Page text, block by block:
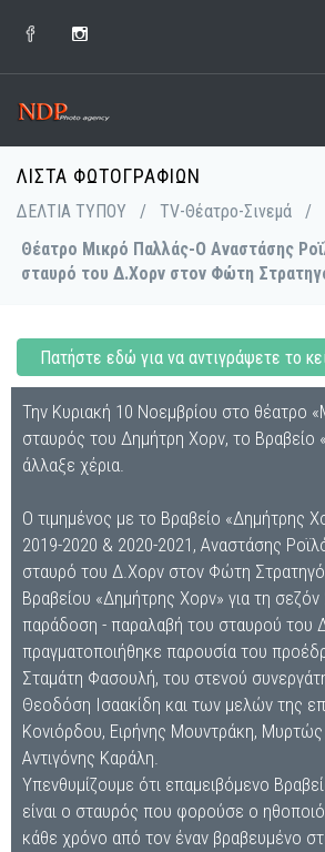
ΛΊΣΤΑ ΦΩΤΟΓΡΑΦΙΏΝ
ΔΕΛΤΙΑ ΤΥΠΟΥ / TV-Θέατρο-Σινεμά /
Θέατρο Μικρό Παλλάς-Ο Αναστάσης
σταυρό του Δ.Χορν στον Φώτη
Πατήστε εδώ για να αντιγράψετε το
Την Κυριακή 10 Νοεμβρίου στο θέατρο
σταυρός του Δημήτρη Χορν, το Βραβείο
άλλαξε χέρια.
Ο τιμημένος με το Βραβείο «Δημήτρης
2019-2020 & 2020-2021, Αναστάσης
σταυρό του Δ.Χορν στον Φώτη
Βραβείου «Δημήτρης Χορν» για τη
παράδοση - παραλαβή του σταυρού του
πραγματοποιήθηκε παρουσία του
Σταμάτη Φασουλή, του στενού
Θεοδόση Ισαακίδη και των μελών της
Κονιόρδου, Ειρήνης Μουντράκη,
Αντιγόνης Καράλη.
Υπενθυμίζουμε ότι επαμειβόμενο
είναι ο σταυρός που φορούσε ο
κάθε χρόνο από τον έναν βραβευμένο